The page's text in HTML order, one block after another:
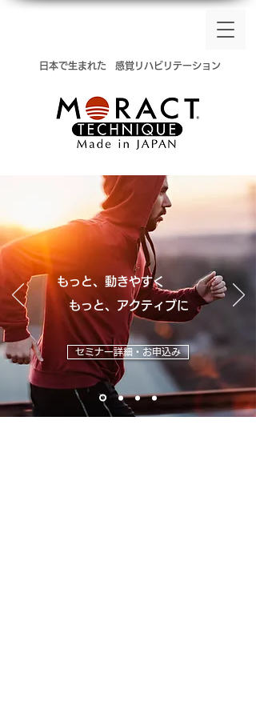
感覚リハビリテーション
​日本で生まれた
もっと、動きやすく
​ もっと、アクティブに
セミナー詳細・お申込み